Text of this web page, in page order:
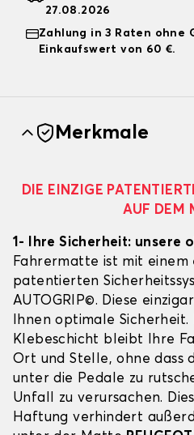
27.08.2026
Zahlung in 3 Raten ohne
Einkaufswert von 60 €.
Merkmale
DIE EINZIGE
AUF DEM
1- Ihre Sicherheit: unsere
Fahrermatte ist mit einem
patentierten
AUTOGRIP©. Diese
Ihnen optimale
Klebeschicht bleibt Ihre
Ort und Stelle, ohne dass
unter die Pedale zu
Unfall zu verursachen.
Haftung verhindert